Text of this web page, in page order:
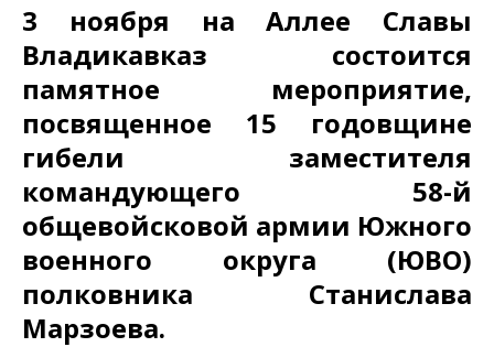
3 ноября на Аллее Славы
Владикавказ состоится
памятное мероприятие,
посвященное 15 годовщине
гибели заместителя
командующего 58-й
общевойсковой армии Южного
военного округа (ЮВО)
полковника Станислава
Марзоева.